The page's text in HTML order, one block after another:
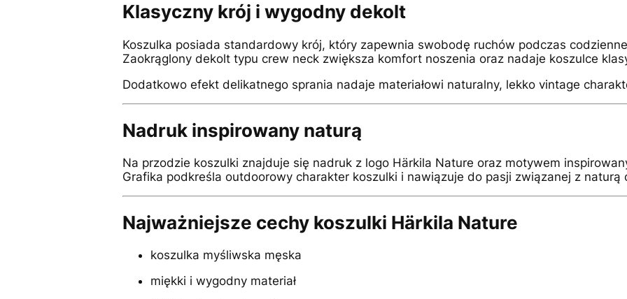
Klasyczny krój i wygodny dekolt
Koszulka posiada standardowy krój, który zapewnia swobodę ruchów podczas
Zaokrąglony dekolt typu crew neck zwiększa komfort noszenia oraz nadaje koszulce
Dodatkowo efekt delikatnego sprania nadaje materiałowi naturalny, lekko vintage
Nadruk inspirowany naturą
Na przodzie koszulki znajduje się nadruk z logo Härkila Nature oraz motywem
Grafika podkreśla outdoorowy charakter koszulki i nawiązuje do pasji związanej z naturą
Najważniejsze cechy koszulki Härkila Nature
koszulka myśliwska męska
miękki i wygodny materiał